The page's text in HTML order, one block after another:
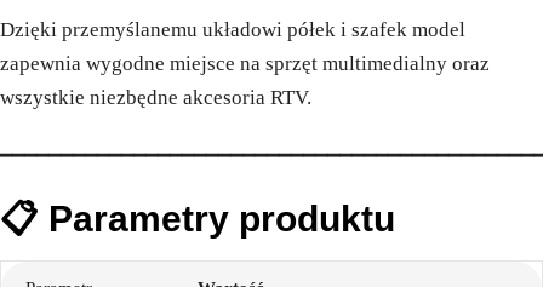
Dzięki przemyślanemu układowi półek i szafek model
zapewnia wygodne miejsce na sprzęt multimedialny oraz
wszystkie niezbędne akcesoria RTV.
📋 Parametry produktu